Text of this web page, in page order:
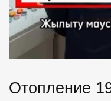
Отопление